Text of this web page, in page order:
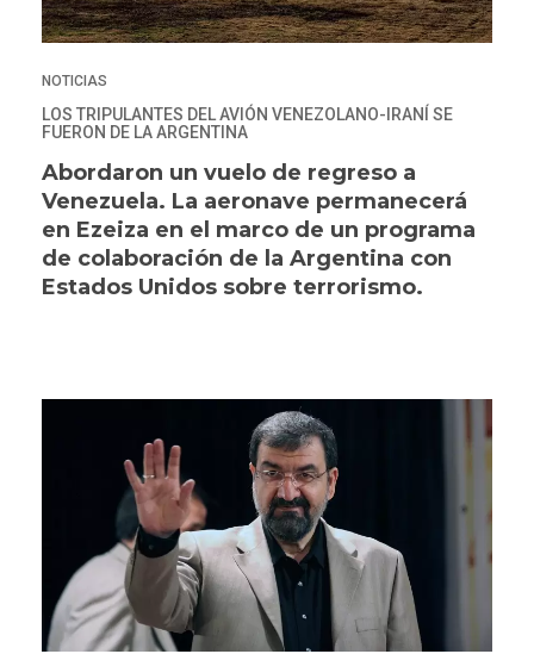
NOTICIAS
LOS TRIPULANTES DEL AVIÓN VENEZOLANO-IRANÍ SE
FUERON DE LA ARGENTINA
Abordaron un vuelo de regreso a
Venezuela. La aeronave permanecerá
en Ezeiza en el marco de un programa
de colaboración de la Argentina con
Estados Unidos sobre terrorismo.